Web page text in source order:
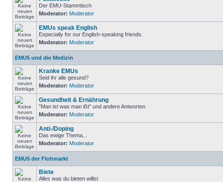
Der EMU-Stammtisch
Moderator: Moderator
EMUs speak English
Especially for our English-speaking friends.
Moderator: Moderator
EMU5 und die Medizin
Kranke EMUs
Seid ihr alle gesund?
Moderator: Moderator
Gesundheit & Ernährung
"Man ist was man ißt" und andere Antworten
Moderator: Moderator
Anti-/Doping
Das ewige Thema...
Moderator: Moderator
EMU5 der Flohmarkt
Biete
Alles was du bieten willst